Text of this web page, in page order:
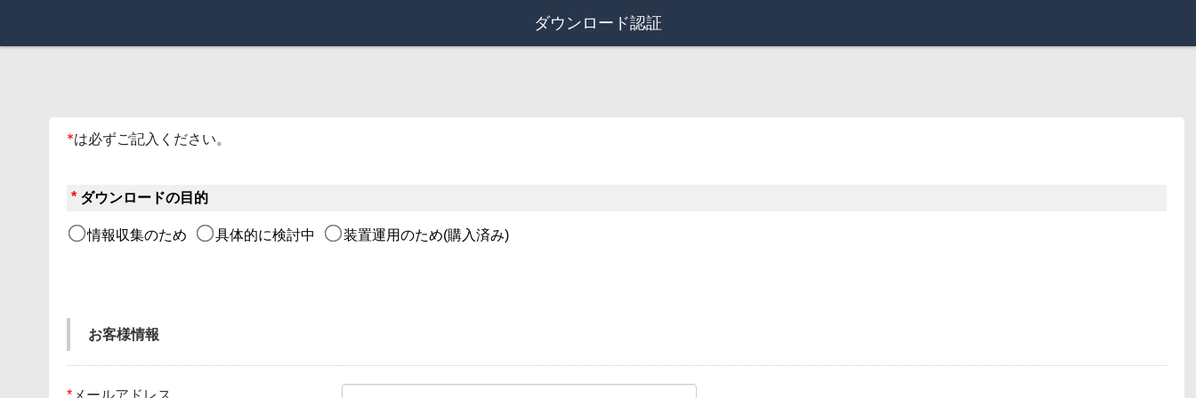
ダウンロード認証
*は必ずご記入ください。
* ダウンロードの目的
情報収集のため 具体的に検討中 装置運用のため(購入済み)
お客様情報
* メールアドレス